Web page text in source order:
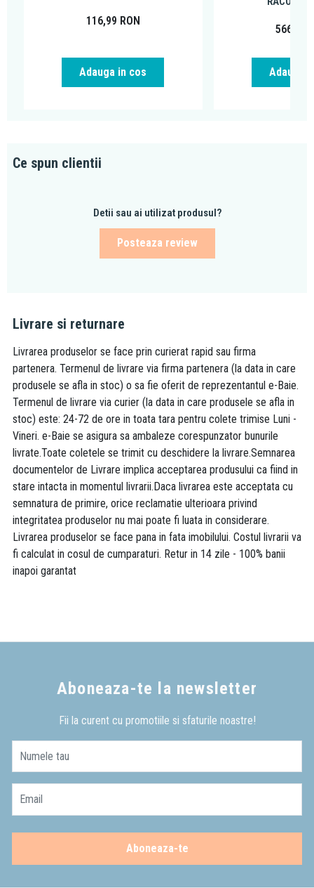
116,99 RON
Adauga in cos
566,26
Adauga
Ce spun clientii
Detii sau ai utilizat produsul?
Posteaza review
Livrare si returnare
Livrarea produselor se face prin curierat rapid sau firma
partenera. Termenul de livrare via firma partenera (la data in care
produsele se afla in stoc) o sa fie oferit de reprezentantul e-Baie.
Termenul de livrare via curier (la data in care produsele se afla in
stoc) este: 24-72 de ore in toata tara pentru colete trimise Luni -
Vineri. e-Baie se asigura sa ambaleze corespunzator bunurile
livrate.Toate coletele se trimit cu deschidere la livrare.Semnarea
documentelor de Livrare implica acceptarea produsului ca fiind in
stare intacta in momentul livrarii.Daca livrarea este acceptata cu
semnatura de primire, orice reclamatie ulterioara privind
integritatea produselor nu mai poate fi luata in considerare.
Livrarea produselor se face pana in fata imobilului. Costul livrarii va
fi calculat in cosul de cumparaturi. Retur in 14 zile - 100% banii
inapoi garantat
Aboneaza-te la newsletter
Fii la curent cu promotiile si sfaturile noastre!
Numele tau
Email
Aboneaza-te